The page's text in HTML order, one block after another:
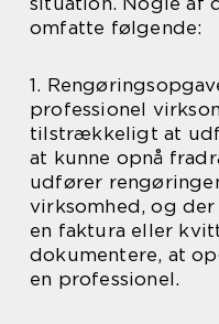
omfatte følgende:
1.
professionel
tilstrækkeligt at
at kunne opnå
udfører
virksomhed, og
en faktura eller
dokumentere, at
en professionel.